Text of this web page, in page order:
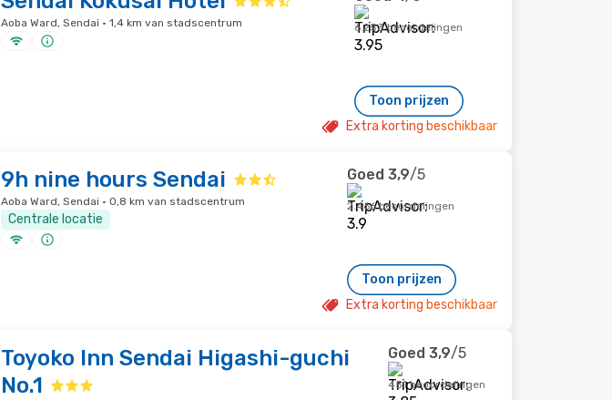
Aoba Ward, Sendai · 1,4 km van stadscentrum 6.253 beoordelingen
Toon prijzen
Extra korting beschikbaar
9h nine hours Sendai
Aoba Ward, Sendai · 0,8 km van stadscentrum
Centrale locatie
Goed 3,9/5
2.466 beoordelingen
Toon prijzen
Extra korting beschikbaar
Toyoko Inn Sendai Higashi-guchi
No.1
Goed 3,9/5
451 beoordelingen